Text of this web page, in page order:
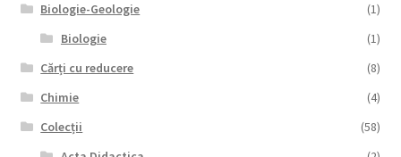
Biologie-Geologie
(1)
Biologie
(1)
Cărți cu reducere
(8)
Chimie
(4)
Colecții
(58)